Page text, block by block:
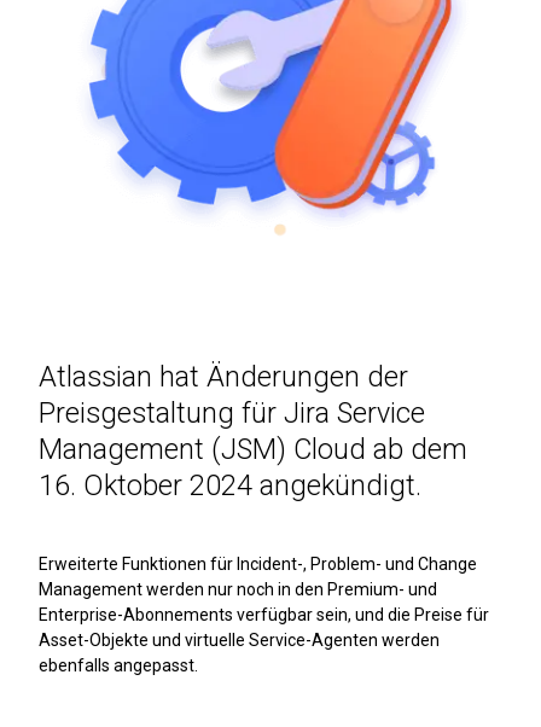
Atlassian hat Änderungen der
Preisgestaltung für Jira Service
Management (JSM) Cloud ab dem
16. Oktober 2024 angekündigt.
Erweiterte Funktionen für Incident-, Problem- und Change
Management werden nur noch in den Premium- und
Enterprise-Abonnements verfügbar sein, und die Preise für
Asset-Objekte und virtuelle Service-Agenten werden
ebenfalls angepasst.